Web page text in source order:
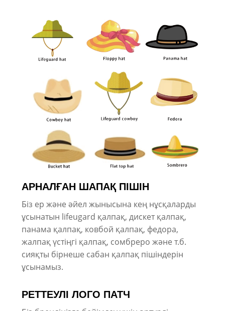
АРНАЛҒАН ШАПАҚ ПІШІН
Біз ер және әйел жынысына кең нұсқаларды
ұсынатын lifeugard қалпақ, дискет қалпақ,
панама қалпақ, ковбой қалпақ, федора,
жалпақ үстіңгі қалпақ, сомбреро және т.б.
сияқты бірнеше сабан қалпақ пішіндерін
ұсынамыз.
РЕТТЕУЛІ ЛОГО ПАТЧ